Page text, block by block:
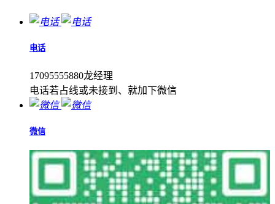
电话
17095555880龙经理
电话若占线或未接到、就加下微信
微信